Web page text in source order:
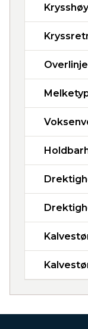
Overlinje